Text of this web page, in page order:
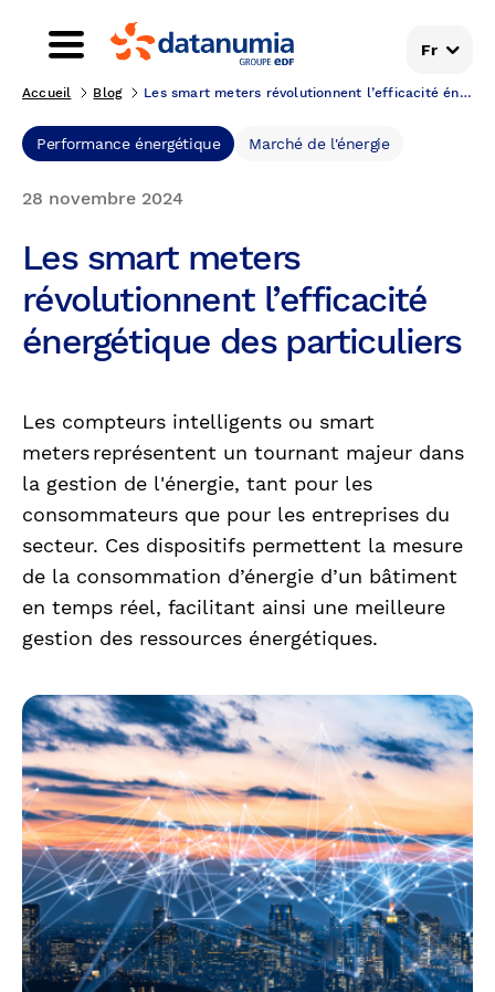
Fr
Accueil Blog Les smart meters révolutionnent l’efficacité énerg...
Performance énergétique Marché de l'énergie
28 novembre 2024
Les smart meters
révolutionnent l’efficacité
énergétique des particuliers
Les compteurs intelligents ou smart
meters représentent un tournant majeur dans
la gestion de l'énergie, tant pour les
consommateurs que pour les entreprises du
secteur. Ces dispositifs permettent la mesure
de la consommation d’énergie d’un bâtiment
en temps réel, facilitant ainsi une meilleure
gestion des ressources énergétiques.